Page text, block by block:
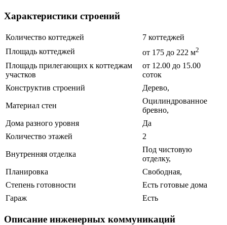
Характеристики строений
Количество коттеджей
7 коттеджей
Площадь коттеджей
от 175 до 222 м2
Площадь прилегающих к коттеджам
участков
от 12.00 до 15.00
соток
Конструктив строений
Дерево,
Материал стен
Оцилиндрованное
бревно,
Дома разного уровня
Да
Количество этажей
2
Внутренняя отделка
Под чистовую
отделку,
Планировка
Свободная,
Степень готовности
Есть готовые дома
Гараж
Есть
Описание инженерных коммуникаций